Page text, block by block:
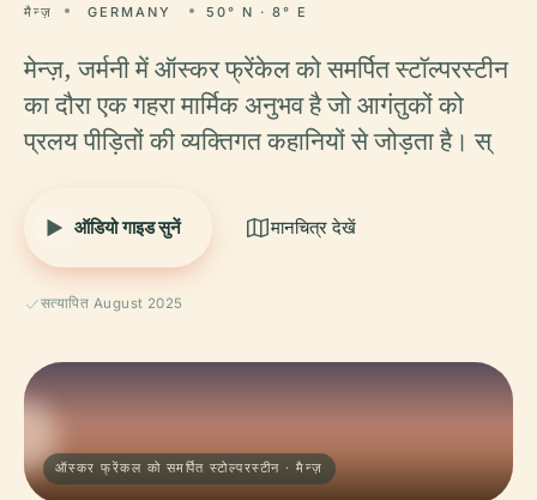
मैन्ज़ GERMANY 50° N · 8° E
मेन्ज़, जर्मनी में ऑस्कर फ्रेंकेल को समर्पित स्टॉल्परस्टीन
का दौरा एक गहरा मार्मिक अनुभव है जो आगंतुकों को
प्रलय पीड़ितों की व्यक्तिगत कहानियों से जोड़ता है। स्
ऑडियो गाइड सुनें मानचित्र देखें
सत्यापित August 2025
ऑस्कर फ्रेंकल को समर्पित स्टोल्परस्टीन · मैन्ज़